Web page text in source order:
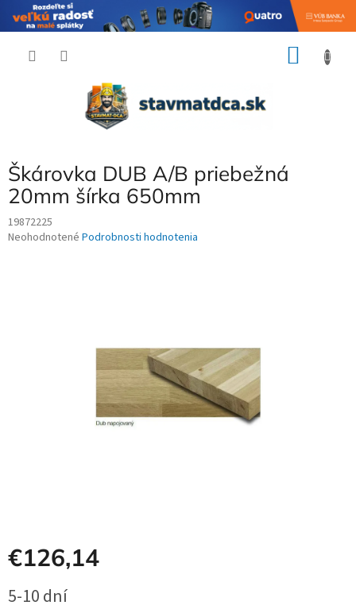
Škárovka DUB A/B priebežná
20mm šírka 650mm
19872225
Priemerné
Neohodnotené Podrobnosti hodnotenia
€126,14
cena:
5-10 dní